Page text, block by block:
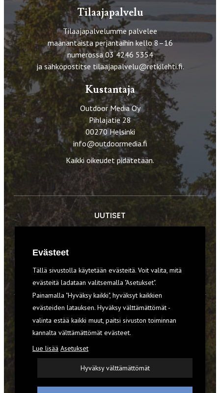
Tilaajapalvelu
Tilaajapalvelumme palvelee
maanantaista perjantaihin kello 8–16
numerossa 03 4246 5354
ja sähköpostitse tilaajapalvelu@retkilehti.fi.
Kustantaja
Outdoor Media Oy
Pihlajatie 28
00270 Helsinki
info@outdoormedia.fi
Kaikki oikeudet pidätetään.
UUTISET
VARUSTEET
TILAA RETKI-LEHTI
YHTEYSTIEDOT
REKISTERISELOSTE
EVÄSTEET
Evästeet
Tällä sivustolla käytetään evästeitä. Voit valita, mitä
evästeitä ladataan valitsemalla "Asetukset".
Painamalla "Hyväksy kaikki", hyväksyt kaikkien
evästeiden latauksen. Hyväksy välttämättömät -
valinta estää kaikki muut, paitsi sivuston toiminnan
kannalta välttämättömät evästeet.
Lue lisää Asetukset
Hyväksy välttämättömät